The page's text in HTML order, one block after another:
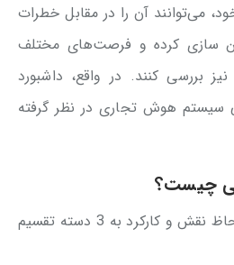
می‌توانند آن را در مقابل خطرات
سازی کرده و فرصت‌های مختلف
بررسی کنند. در واقع، داشبورد
سیستم هوش تجاری در نظر گرفته
چیست؟
داشبوردهای مدیریتی از لحاظ نقش و کارکرد به 3 دسته تقسیم